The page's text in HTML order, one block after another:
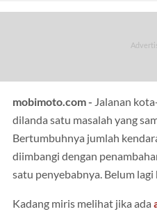
mobimoto.com - Jalanan
dilanda satu masalah yang
Bertumbuhnya jumlah
diimbangi dengan
satu penyebabnya. Belum
Kadang miris melihat jika ada